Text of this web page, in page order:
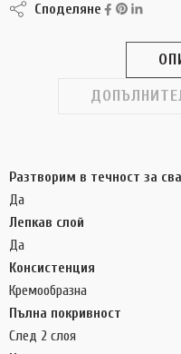
Споделяне
Разтворим в течност за
Да
Лепкав слой
Да
Консистенция
Кремообразна
Пълна покривност
След 2 слоя